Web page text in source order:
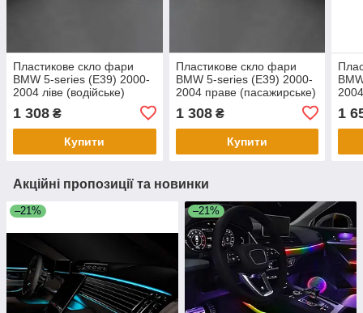
Пластикове скло фари
BMW 5-series (E39) 2000-
2004 ліве (водійське)
1 308 ₴
Купити
Пластикове скло фари
BMW 5-series (E39) 2000-
2004 праве (пасажирське)
1 308₴
Купити
1
Акційні пропозиції та новинки
–21% –21%